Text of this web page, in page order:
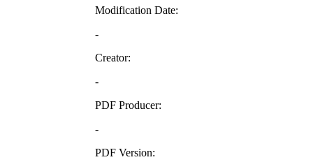
Modification Date:
-
Creator:
-
PDF Producer:
-
PDF Version: